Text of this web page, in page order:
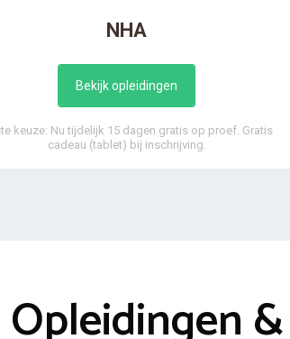
NHA
Bekijk opleidingen
keuze: Nu tijdelijk 15 dagen gratis op proef. Gratis
cadeau (tablet) bij inschrijving.
Opleidingen